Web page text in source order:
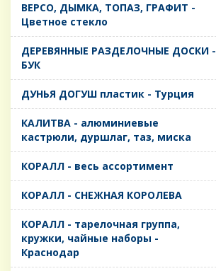
ВЕРСО, ДЫМКА, ТОПАЗ, ГРАФИТ -
Цветное стекло
ДЕРЕВЯННЫЕ РАЗДЕЛОЧНЫЕ ДОСКИ -
БУК
ДУНЬЯ ДОГУШ пластик - Турция
КАЛИТВА - алюминиевые
кастрюли, дуршлаг, таз, миска
КОРАЛЛ - весь ассортимент
КОРАЛЛ - СНЕЖНАЯ КОРОЛЕВА
КОРАЛЛ - тарелочная группа,
кружки, чайные наборы -
Краснодар